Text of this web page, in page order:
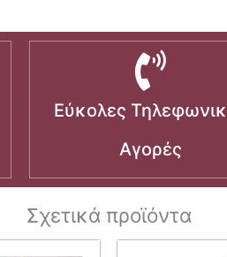
Εύκολες
Αγορές
Σχετικά προϊόντα